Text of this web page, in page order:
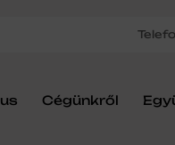
Cégünkről